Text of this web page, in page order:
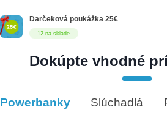
12 na sklade
Darčeková poukážka 25€
14 na sklade
Dokúpte vhodné
Vhodné príslušenstvo
Powerbanky Slúchadlá